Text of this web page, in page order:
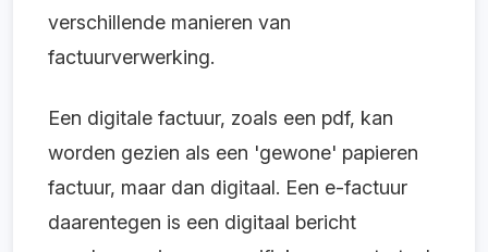
verschillende manieren van
factuurverwerking.
Een digitale factuur, zoals een pdf, kan
worden gezien als een 'gewone' papieren
factuur, maar dan digitaal. Een e-factuur
daarentegen is een digitaal bericht